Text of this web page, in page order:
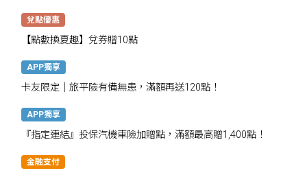
兌點優惠
【點數換夏趣】兌券贈10點
APP獨享
卡友限定│旅平險有備無患，滿額再送120點！
APP獨享
『指定連結』投保汽機車險加贈點，滿額最高贈1,400點！
金融支付